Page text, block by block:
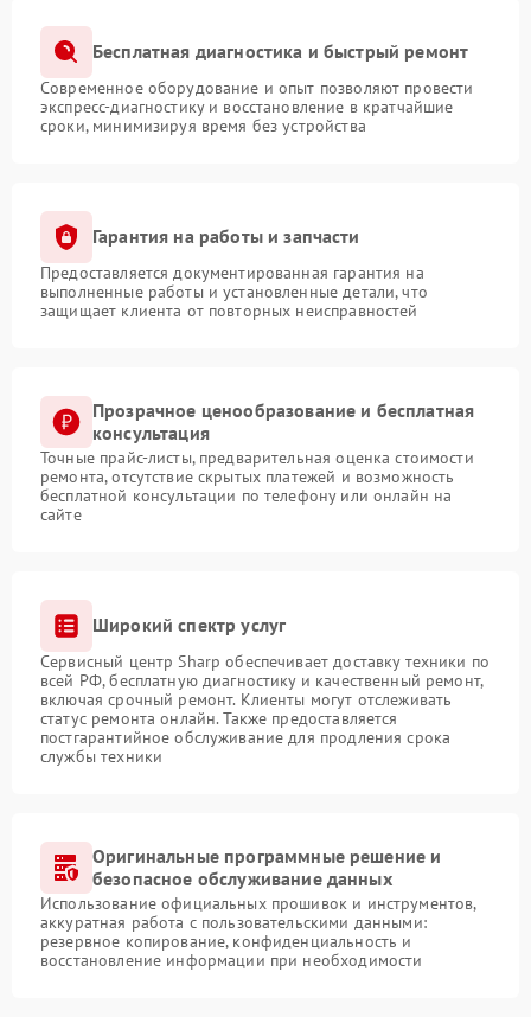
Бесплатная диагностика и быстрый ремонт
Современное оборудование и опыт позволяют провести
экспресс-диагностику и восстановление в кратчайшие
сроки, минимизируя время без устройства
Гарантия на работы и запчасти
Предоставляется документированная гарантия на
выполненные работы и установленные детали, что
защищает клиента от повторных неисправностей
Прозрачное ценообразование и бесплатная
консультация
Точные прайс-листы, предварительная оценка стоимости
ремонта, отсутствие скрытых платежей и возможность
бесплатной консультации по телефону или онлайн на
сайте
Широкий спектр услуг
Сервисный центр Sharp обеспечивает доставку техники по
всей РФ, бесплатную диагностику и качественный ремонт,
включая срочный ремонт. Клиенты могут отслеживать
статус ремонта онлайн. Также предоставляется
постгарантийное обслуживание для продления срока
службы техники
Оригинальные программные решение и
безопасное обслуживание данных
Использование официальных прошивок и инструментов,
аккуратная работа с пользовательскими данными:
резервное копирование, конфиденциальность и
восстановление информации при необходимости